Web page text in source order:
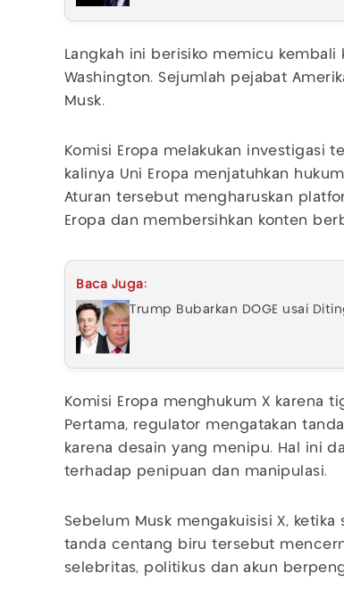
Langkah ini berisiko memicu kembali
Washington. Sejumlah pejabat
Musk.
Komisi Eropa melakukan investigasi
kalinya Uni Eropa menjatuhkan
Aturan tersebut mengharuskan
Eropa dan membersihkan konten
Baca Juga:
Trump Bubarkan DOGE usai
Komisi Eropa menghukum X karena
Pertama, regulator mengatakan
karena desain yang menipu. Hal ini
terhadap penipuan dan manipulasi.
Sebelum Musk mengakuisisi X,
tanda centang biru tersebut
selebritas, politikus dan akun